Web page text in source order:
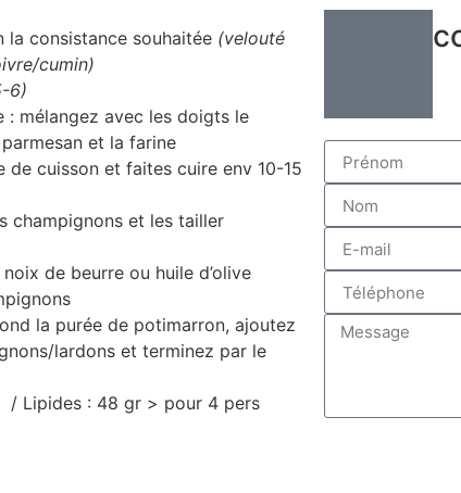
la consistance souhaitée (velouté
cumin)
6)
: mélangez avec les doigts le
et la farine
cuisson et faites cuire env 10-15
champignons et les tailler
de beurre ou huile d’olive
la purée de potimarron, ajoutez
lardons et terminez par le
Lipides : 48 gr > pour 4 pers